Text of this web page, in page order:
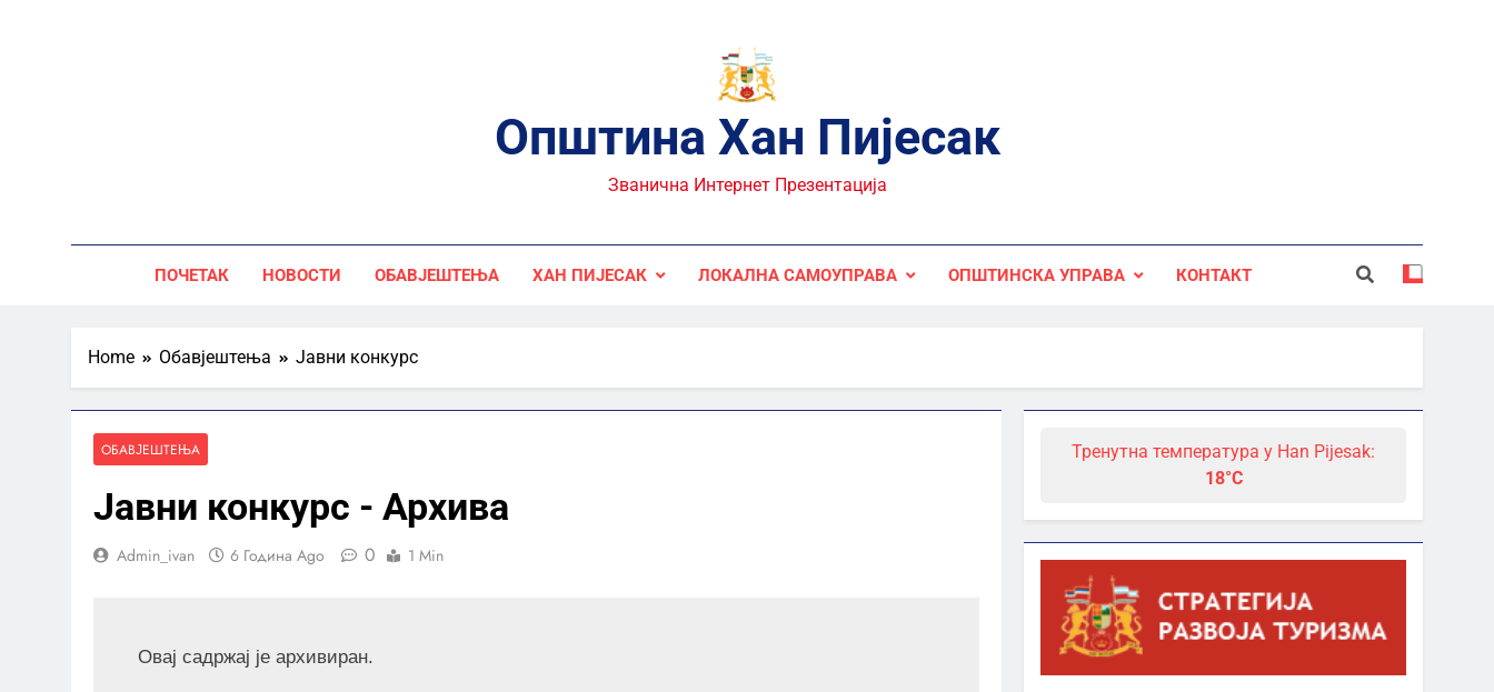
Општина Хан Пијесак
Званична Интернет Презентација
ПОЧЕТАК НОВОСТИ ОБАВЈЕШТЕЊА ХАН ПИЈЕСАК ЛОКАЛНА САМОУПРАВА ОПШТИНСКА УПРАВА КОНТАКТ
Home Обавјештења Јавни конкурс
ОБАВЈЕШТЕЊА
Јавни конкурс - Архива
Admin_ivan 6 Година Ago 0 1 Min
Овај садржај је архивиран.
Тренутна температура у Han Pijesak:
18°C